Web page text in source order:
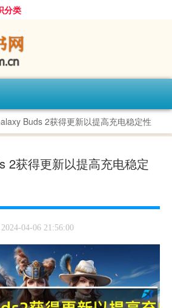
分类
Buds 2获得更新以提高充电稳定性
2获得更新以提高充电稳定
2024-04-06 21:56:00